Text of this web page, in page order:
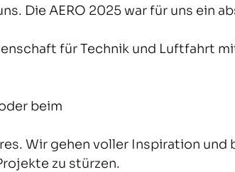
Die AERO 2025 war für uns ein
für Technik und Luftfahrt
beim
Wir gehen voller Inspiration und
zu stürzen.